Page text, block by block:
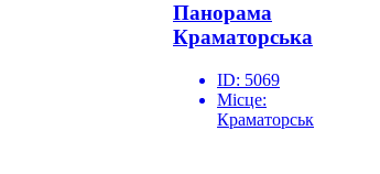
Панорама
Краматорська
ID: 5069
Місце:
Краматорськ